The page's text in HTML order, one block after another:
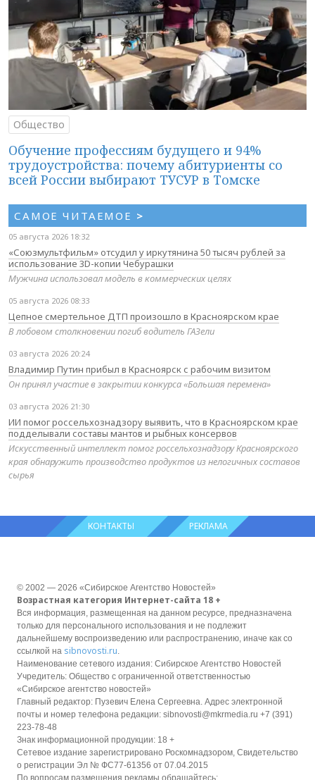
Общество
Обучение профессиям будущего и 94%
трудоустройства: почему абитуриенты со
всей России выбирают ТУСУР в Томске
САМОЕ ЧИТАЕМОЕ >
05 августа 2026 18:32
«Союзмультфильм» отсудил у иркутянина 50 тысяч рублей за
использование 3D-копии Чебурашки
Мужчина использовал модель в коммерческих целях
05 августа 2026 08:33
Цепное смертельное ДТП произошло в Красноярском крае
В лобовом столкновении погиб водитель ГАЗели
03 августа 2026 20:24
Владимир Путин прибыл в Красноярск с рабочим визитом
Он принял участие в закрытии конкурса «Большая перемена»
03 августа 2026 21:30
ИИ помог россельхознадзору выявить, что в Красноярском крае
подделывали составы мантов и рыбных консервов
Искусственный интеллект помог россельхознадзору Красноярского
края обнаружить производство продуктов из нелогичных составов
сырья
КОНТАКТЫ РЕКЛАМА
© 2002 — 2026 «Сибирское Агентство Новостей»
Возрастная категория Интернет-сайта 18 +
Вся информация, размещенная на данном ресурсе, предназначена
только для персонального использования и не подлежит
дальнейшему воспроизведению или распространению, иначе как со
ссылкой на sibnovosti.ru
Наименование сетевого издания: Сибирское Агентство Новостей
Учредитель: Общество с ограниченной ответственностью
«Сибирское агентство новостей»
Главный редактор: Пузевич Елена Сергеевна. Адрес электронной
почты и номер телефона редакции: sibnovosti@mkrmedia.ru +7 (391)
223-78-48
Знак информационной продукции: 18 +
Сетевое издание зарегистрировано Роскомнадзором, Свидетельство
о регистрации Эл № ФС77-61356 от 07.04.2015
По вопросам размещения рекламы обращайтесь: